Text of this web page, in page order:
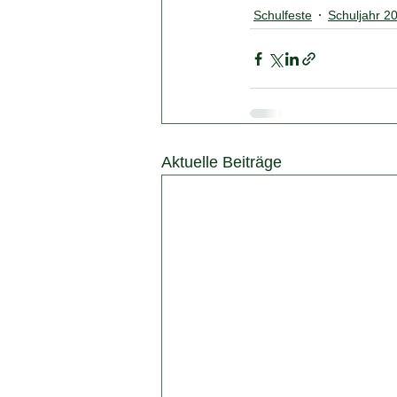
Schulfeste Schuljahr
Aktuelle Beiträge